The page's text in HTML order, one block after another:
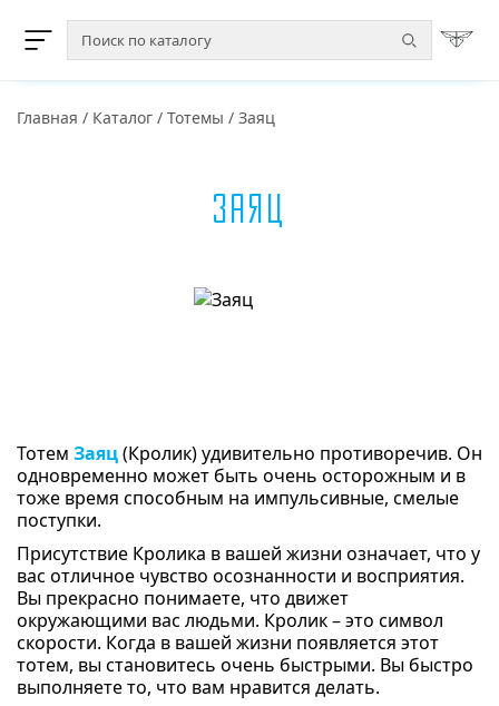
Главная / Каталог / Тотемы / Заяц
Заяц
Тотем Заяц(Кролик) удивительно противоречив. Он
одновременно может быть очень осторожным и в
тоже время способным на импульсивные, смелые
поступки.
Присутствие Кролика в вашей жизни означает, что у
вас отличное чувство осознанности и восприятия.
Вы прекрасно понимаете, что движет
окружающими вас людьми. Кролик – это символ
скорости. Когда в вашей жизни появляется этот
тотем, вы становитесь очень быстрыми. Вы быстро
выполняете то, что вам нравится делать.